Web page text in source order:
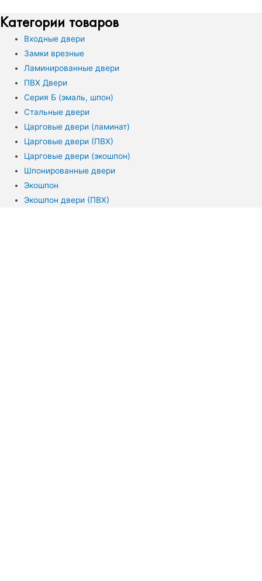
Категории товаров
Входные двери
Замки врезные
Ламинированные двери
ПВХ Двери
Серия Б (эмаль, шпон)
Стальные двери
Царговые двери (ламинат)
Царговые двери (ПВХ)
Царговые двери (экошпон)
Шпонированные двери
Экошпон
Экошпон двери (ПВХ)